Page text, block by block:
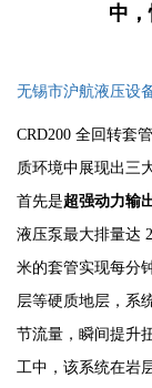
中
无锡市沪航液压设
CRD200 全回转套
质环境中展现出三
首先是超强动力输
液压泵最大排量达
米的套管实现每分
层等硬质地层，系
节流量，瞬间提升
工中，该系统在岩